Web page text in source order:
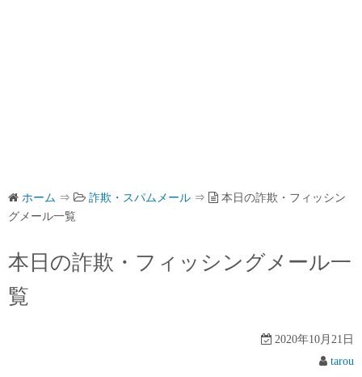
ホーム ⇒ 詐欺・スパムメール ⇒
本日の詐欺・フィッシン
グメール一覧
本日の詐欺・フィッシングメール一
覧
2020年10月21日
tarou